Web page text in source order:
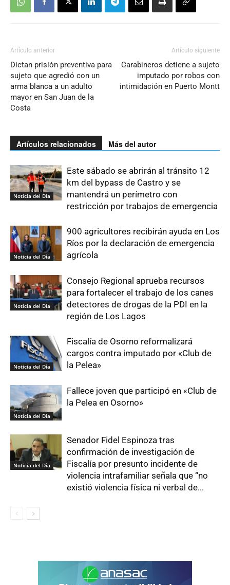
Artículo anterior
Dictan prisión preventiva para
sujeto que agredió con un
arma blanca a un adulto
mayor en San Juan de la
Costa
Artículo siguiente
Carabineros detiene a sujeto
imputado por robos con
intimidación en Puerto Montt
Artículos relacionados Más del autor
Noticia del Día
Este sábado se abrirán al tránsito 12
km del bypass de Castro y se
mantendrá un perímetro con
restricción por trabajos de emergencia
Noticia del Día
900 agricultores recibirán ayuda en Los
Ríos por la declaración de emergencia
agrícola
Noticia del Día
Consejo Regional aprueba recursos
para fortalecer el trabajo de los canes
detectores de drogas de la PDI en la
región de Los Lagos
Noticia del Día
Fiscalía de Osorno reformalizará
cargos contra imputado por «Club de
la Pelea»
Noticia del Día
Fallece joven que participó en «Club de
la Pelea en Osorno»
Noticia del Día
Senador Fidel Espinoza tras
confirmación de investigación de
Fiscalía por presunto incidente de
violencia intrafamiliar señala que “no
existió violencia física ni verbal de...